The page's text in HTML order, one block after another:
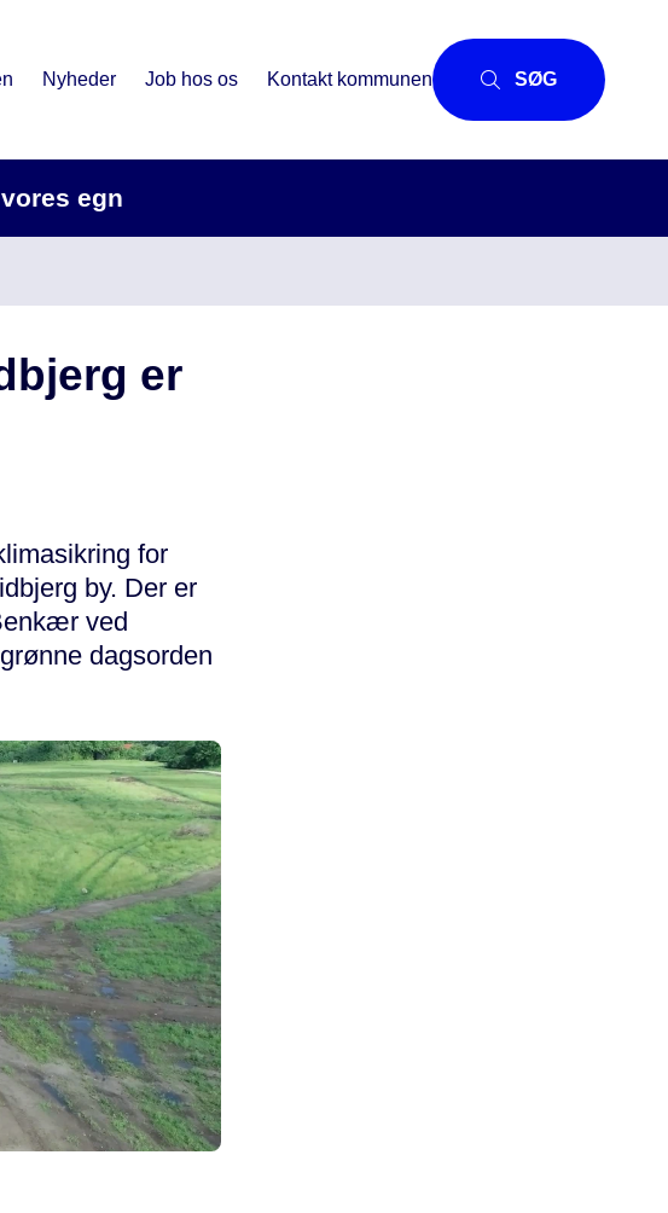
Nyheder Job hos os Kontakt kommunen SØG
egn
er
for
by. Der er
ved
dagsorden